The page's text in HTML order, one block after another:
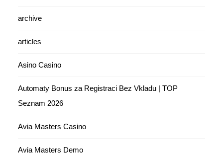
archive
articles
Asino Casino
Automaty Bonus za Registraci Bez Vkladu | TOP
Seznam 2026
Avia Masters Casino
Avia Masters Demo